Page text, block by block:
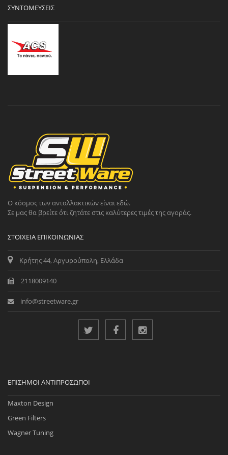
ΣΥΝΤΟΜΕΎΣΕΙΣ
Ο κόσμος των ανταλλακτικών είναι εδώ.
Σε μας θα βρείτε ότι ζητάτε στις καλύτερες τιμές της αγοράς.
ΣΤΟΙΧΕΊΑ ΕΠΙΚΟΙΝΩΝΊΑΣ
Κρήτης 44, Αργυρούπολη, Ελλάδα
2118009140
info@streetware.gr
ΕΠΊΣΗΜΟΙ ΑΝΤΙΠΡΌΣΩΠΟΙ
Maxton Design
Green Filters
Wagner Tuning